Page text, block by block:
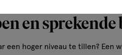
en
een hoger niveau te tillen? Een